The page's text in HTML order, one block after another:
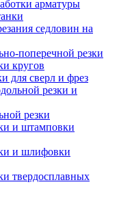
арматуры
седловин на
поперечной резки
кругов
для сверл и фрез
резки и
резки
и штамповки
и шлифовки
твердосплавных